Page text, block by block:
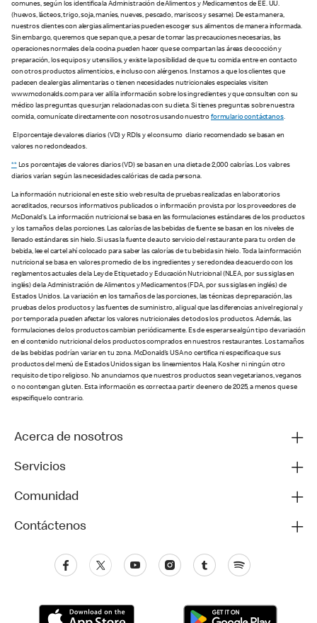
comunes, según los identifica la Administración de Alimentos y Medicamentos de EE. UU.
(huevos, lácteos, trigo, soja, maníes, nueves, pescado, mariscos y sesame). De esta manera,
nuestros clientes con alergias alimentarias pueden escoger sus alimentos de manera informada.
Sin embargo, queremos que sepan que, a pesar de tomar las precauciones necesarias, las
operaciones normales de la cocina pueden hacer que se compartan las áreas de cocción y
preparación, los equipos y utensilios, y existe la posibilidad de que tu comida entre en contacto
con otros productos alimenticios, e incluso con alérgenos. Instamos a que los clientes que
padecen de alergias alimentarias o tienen necesidades nutricionales especiales visiten
www.mcdonalds.com para ver allí la información sobre los ingredientes y que consulten con su
médico las preguntas que surjan relacionadas con su dieta. Si tienes preguntas sobre nuestra
comida, comunícate directamente con nosotros usando nuestroformulario contáctanos.
El porcentaje de valores diarios (VD) y RDIs y el consumo diario recomendado se basan en
valores no redondeados.
**Los porcentajes de valores diarios (VD) se basan en una dieta de 2,000 calorías. Los valores
diarios varían según las necesidades calóricas de cada persona.
La información nutricional en este sitio web resulta de pruebas realizadas en laboratorios
acreditados, recursos informativos publicados o información provista por los proveedores de
McDonald’s. La información nutricional se basa en las formulaciones estándares de los productos
y los tamaños de las porciones. Las calorías de las bebidas de fuente se basan en los niveles de
llenado estándares sin hielo. Si usas la fuente de auto servicio del restaurante para tu orden de
bebida, lee el cartel ahí colocado para saber las calorías de tu bebida sin hielo. Toda la información
nutricional se basa en valores promedio de los ingredientes y se redondea de acuerdo con los
reglamentos actuales de la Ley de Etiquetado y Educación Nutricional (NLEA, por sus siglas en
inglés) de la Administración de Alimentos y Medicamentos (FDA, por sus siglas en inglés) de
Estados Unidos. La variación en los tamaños de las porciones, las técnicas de preparación, las
pruebas de los productos y las fuentes de suministro, al igual que las diferencias a nivel regional y
por temporada pueden afectar los valores nutricionales de todos los productos. Además, las
formulaciones de los productos cambian periódicamente. Es de esperarse algún tipo de variación
en el contenido nutricional de los productos comprados en nuestros restaurantes. Los tamaños
de las bebidas podrían variar en tu zona. McDonald’s USA no certifica ni especifica que sus
productos del menú de Estados Unidos sigan los lineamientos Hala, Kosher ni ningún otro
requisito de tipo religioso. No anunciamos que nuestros productos sean vegetarianos, veganos
o no contengan gluten. Esta información es correcta a partir de enero de 2025, a menos que se
especifique lo contrario.
Acerca de nosotros
Servicios
Comunidad
Contáctenos